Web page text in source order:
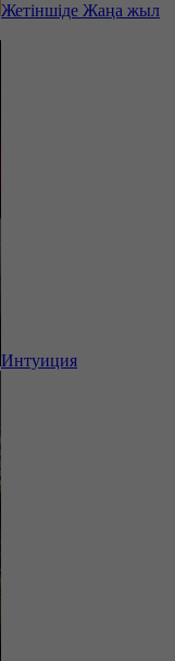
Жетіншіде Жаңа жыл
Интуиция